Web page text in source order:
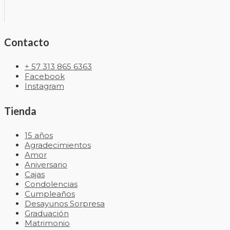
Contacto
+ 57 313 865 6363
Facebook
Instagram
Tienda
15 años
Agradecimientos
Amor
Aniversario
Cajas
Condolencias
Cumpleaños
Desayunos Sorpresa
Graduación
Matrimonio